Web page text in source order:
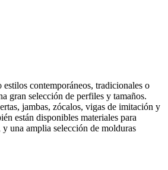
estilos contemporáneos, tradicionales o
gran selección de perfiles y tamaños.
jambas, zócalos, vigas de imitación y
están disponibles materiales para
una amplia selección de molduras